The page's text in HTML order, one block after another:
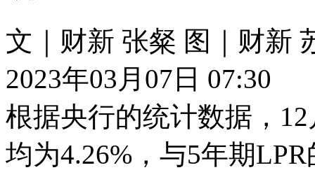
文｜财新 张粲 图｜财新
2023年03月07日 07:30
根据央行的统计数据，
均为4.26%，与5年期